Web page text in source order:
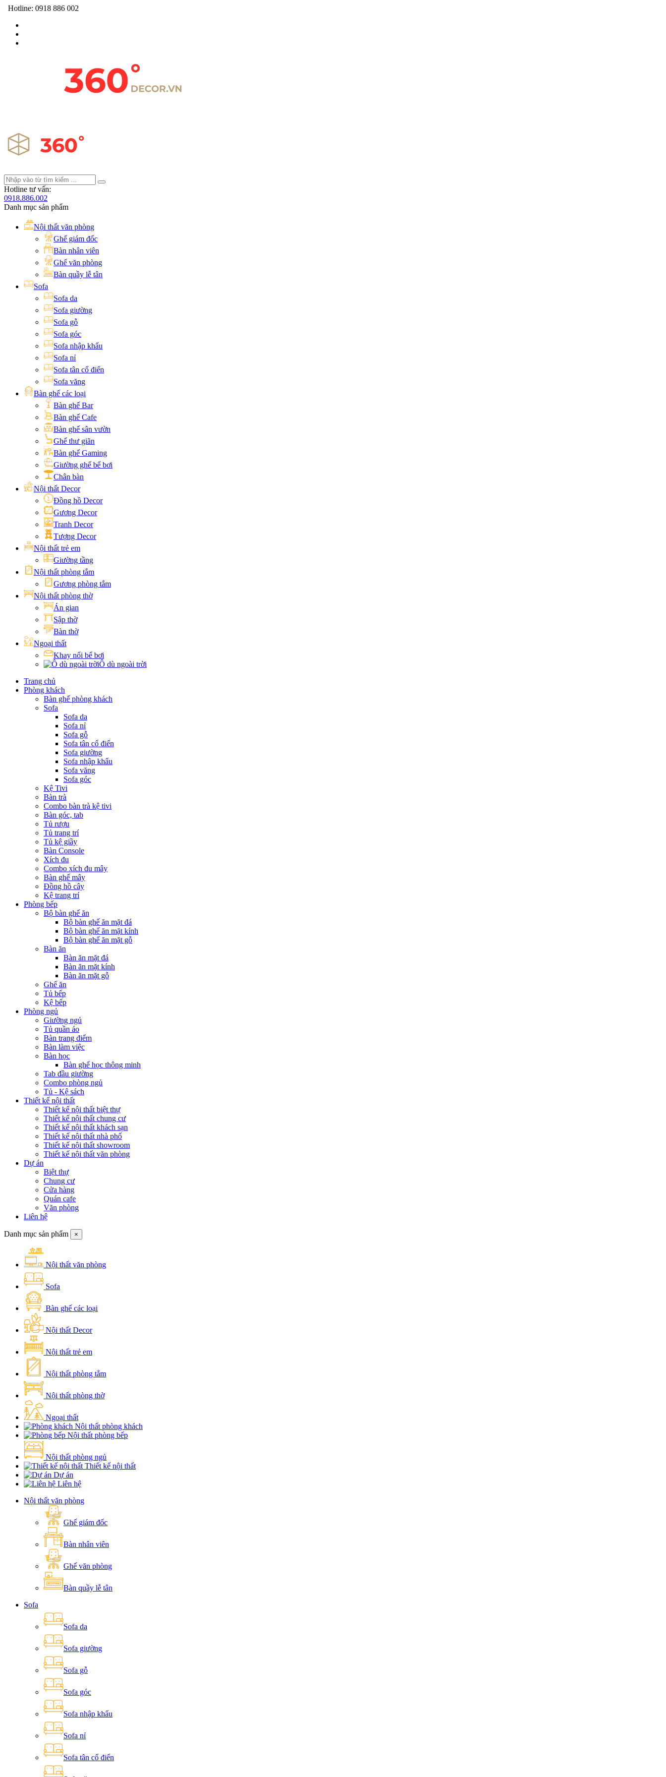
Hotline: 0918 886 002
Hotline tư vấn:
0918.886.002
Danh mục sản phẩm
Nội thất văn phòng
Ghế giám đốc
Bàn nhân viên
Ghế văn phòng
Bàn quầy lễ tân
Sofa
Sofa da
Sofa giường
Sofa gỗ
Sofa góc
Sofa nhập khẩu
Sofa nỉ
Sofa tân cổ điển
Sofa văng
Bàn ghế các loại
Bàn ghế Bar
Bàn ghế Cafe
Bàn ghế sân vườn
Ghế thư giãn
Bàn ghế Gaming
Giường ghế bể bơi
Chân bàn
Nội thất Decor
Đồng hồ Decor
Gương Decor
Tranh Decor
Tượng Decor
Nội thất trẻ em
Giường tầng
Nội thất phòng tắm
Gương phòng tắm
Nội thất phòng thờ
Án gian
Sập thờ
Bàn thờ
Ngoại thất
Khay nổi bể bơi
Ô dù ngoài trời
Trang chủ
Phòng khách
Bàn ghế phòng khách
Sofa
Sofa da
Sofa nỉ
Sofa gỗ
Sofa tân cổ điển
Sofa giường
Sofa nhập khẩu
Sofa văng
Sofa góc
Kệ Tivi
Bàn trà
Combo bàn trà kệ tivi
Bàn góc, tab
Tủ rượu
Tủ trang trí
Tủ kệ giầy
Bàn Console
Xích đu
Combo xích đu mây
Bàn ghế mây
Đồng hồ cây
Kệ trang trí
Phòng bếp
Bộ bàn ghế ăn
Bộ bàn ghế ăn mặt đá
Bộ bàn ghế ăn mặt kính
Bộ bàn ghế ăn mặt gỗ
Bàn ăn
Bàn ăn mặt đá
Bàn ăn mặt kính
Bàn ăn mặt gỗ
Ghế ăn
Tủ bếp
Kệ bếp
Phòng ngủ
Giường ngủ
Tủ quần áo
Bàn trang điểm
Bàn làm việc
Bàn học
Bàn ghế học thông minh
Tab đầu giường
Combo phòng ngủ
Tủ - Kệ sách
Thiết kế nội thất
Thiết kế nội thất biệt thự
Thiết kế nội thất chung cư
Thiết kế nội thất khách sạn
Thiết kế nội thất nhà phố
Thiết kế nội thất showroom
Thiết kế nội thất văn phòng
Dự án
Biệt thự
Chung cư
Cửa hàng
Quán cafe
Văn phòng
Liên hệ
Danh mục sản phẩm ×
Nội thất văn phòng
Sofa
Bàn ghế các loại
Nội thất Decor
Nội thất trẻ em
Nội thất phòng tắm
Nội thất phòng thờ
Ngoại thất
Nội thất phòng khách
Nội thất phòng bếp
Nội thất phòng ngủ
Thiết kế nội thất
Dự án
Liên hệ
Nội thất văn phòng
Ghế giám đốc
Bàn nhân viên
Ghế văn phòng
Bàn quầy lễ tân
Sofa
Sofa da
Sofa giường
Sofa gỗ
Sofa góc
Sofa nhập khẩu
Sofa nỉ
Sofa tân cổ điển